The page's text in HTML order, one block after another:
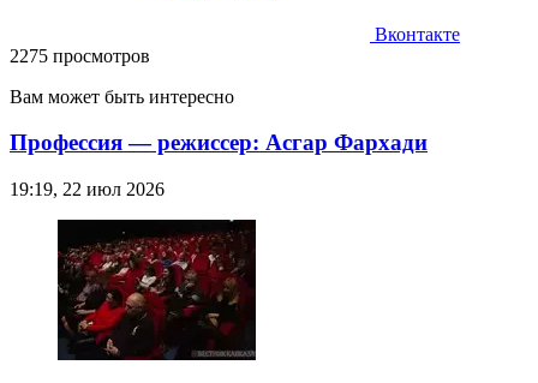
Вконтакте
2275 просмотров
Вам может быть интересно
Профессия — режиссер: Асгар Фархади
19:19, 22 июл 2026